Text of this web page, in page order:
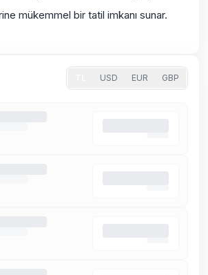
mükemmel bir tatil imkanı sunar.
USD EUR GBP